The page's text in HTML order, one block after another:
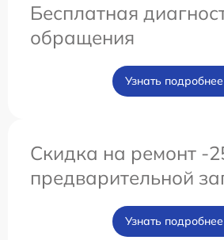
Бесплатная
обращения
Узнать подробнее
Скидка на ремонт -
предварительной
Узнать подробнее